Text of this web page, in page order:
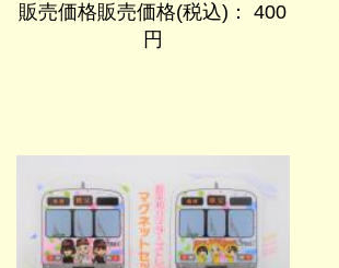
販売価格販売価格(税込)： 400
円